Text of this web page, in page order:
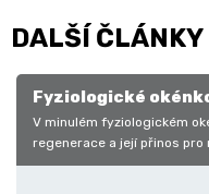
DALŠÍ ČLÁNKY
Fyziologické
V minulém fyziologickém
regenerace a její přinos
rychlost je…